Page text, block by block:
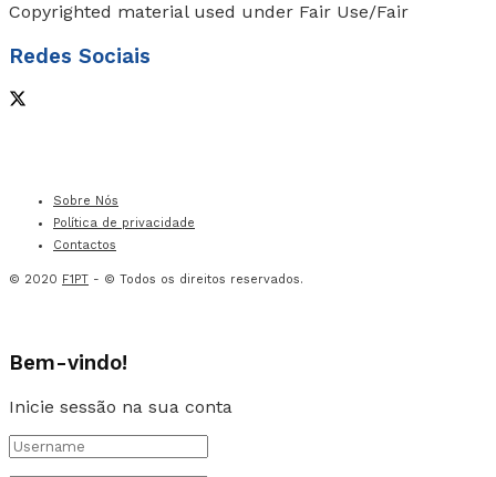
Copyrighted material used under Fair Use/Fair
Redes Sociais
Sobre Nós
Política de privacidade
Contactos
© 2020 F1PT - © Todos os direitos reservados.
Bem-vindo!
Inicie sessão na sua conta